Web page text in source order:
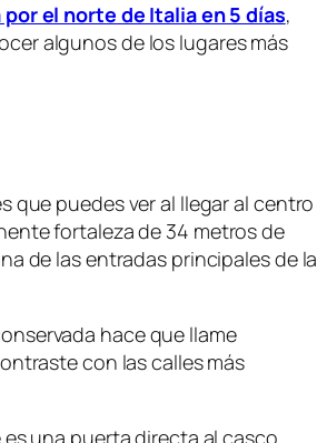
el norte de Italia en 5 días,
algunos de los lugares más
que puedes ver al llegar al centro
fortaleza de 34 metros de
de las entradas principales de la
hace que llame
con las calles más
una puerta directa al casco